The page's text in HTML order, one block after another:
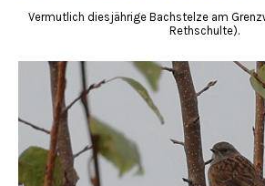
Vermutlich diesjährige Bachstelze am
Rethschulte).